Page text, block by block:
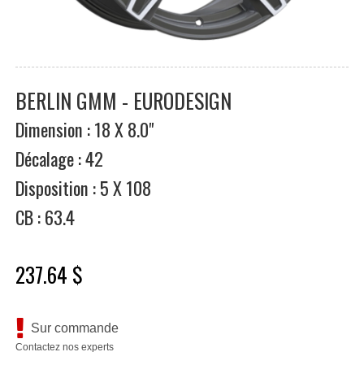
BERLIN GMM - EURODESIGN
Dimension : 18 X 8.0"
Décalage : 42
Disposition : 5 X 108
CB : 63.4
237.64 $
Sur commande
Contactez nos experts